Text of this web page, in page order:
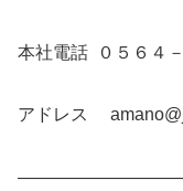
本社電話 ０５６４
アドレス